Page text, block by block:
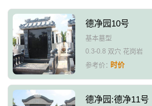
德净园10号
基本墓型
0.3-0.8 双穴 花岗岩
参考价：时价
德净园:德净11号